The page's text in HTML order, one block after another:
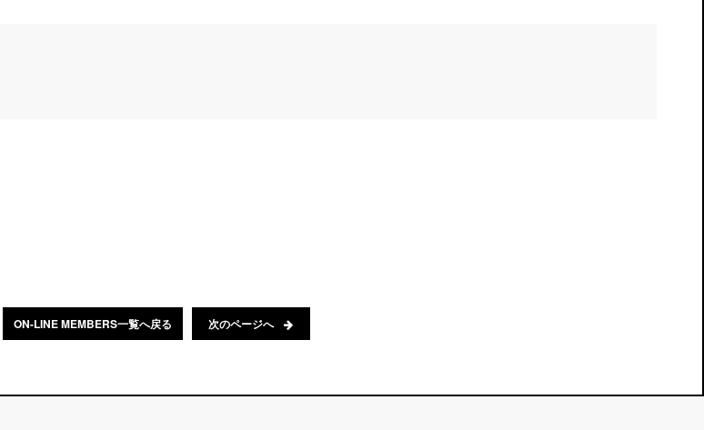
ON-LINE MEMBERS一覧へ戻る 次のページへ